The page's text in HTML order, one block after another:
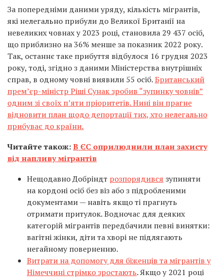
За попередніми даними уряду, кількість мігрантів,
які нелегально прибули до Великої Британії на
невеликих човнах у 2023 році, становила 29 437 осіб,
що приблизно на 36% менше за показник 2022 року.
Так, останнє таке прибуття відбулося 16 грудня 2023
року, тоді, згідно з даними Міністерства внутрішніх
справ, в одному човні виявили 55 осіб.Британський
прем’єр-міністр Ріші Сунак зробив “зупинку човнів”
одним зі своїх п’яти пріоритетів. Нині він прагне
відновити план щодо депортації тих, хто нелегально
прибуває до країни.
Читайте також:В ЄС оприлюднили план захисту
від напливу мігрантів
Нещодавно Добріндт розпорядився зупиняти
на кордоні осіб без віз або з підробленими
документами — навіть якщо ті прагнуть
отримати притулок. Водночас для деяких
категорій мігрантів передбачили певні винятки:
вагітні жінки, діти та хворі не підлягають
негайному поверненню.
Витрати на допомогу для біженців та мігрантів у
Німеччині стрімко зростають. Якщо у 2021 році